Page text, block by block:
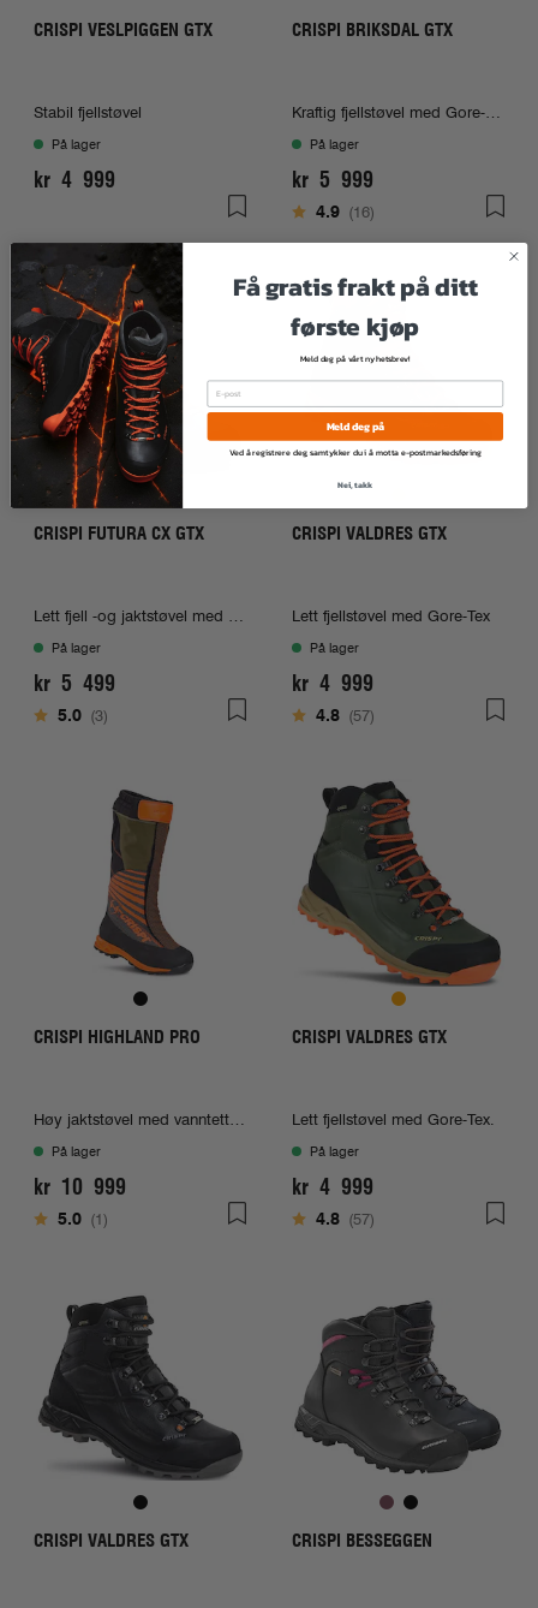
CRISPI VESLPIGGEN GTX
Stabil fjellstøvel
På lager
kr 4 999
CRISPI BRIKSDAL GTX
Kraftig fjellstøvel med Gore-Tex
På lager
kr 5 999
Karakter:
4.9(16)
CRISPI FUTURA CX GTX
Lett fjell -og jaktstøvel med Gore-Tex
På lager
kr 5 499
Karakter:
5.0(3)
CRISPI VALDRES GTX
Lett fjellstøvel med Gore-Tex
På lager
kr 4 999
Karakter:
4.8(57)
CRISPI HIGHLAND PRO
Høy jaktstøvel med vanntett gamasj
På lager
kr 10 999
Karakter:
5.0(1)
CRISPI VALDRES GTX
Lett fjellstøvel med Gore-Tex.
På lager
kr 4 999
Karakter:
4.8(57)
CRISPI VALDRES GTX CRISPI BESSEGGEN
Få gratis frakt på ditt
første kjøp
Meld deg på vårt nyhetsbrev!
Meld deg på
Ved å registrere deg, samtykker du i å motta e-postmarkedsføring
Nei, takk